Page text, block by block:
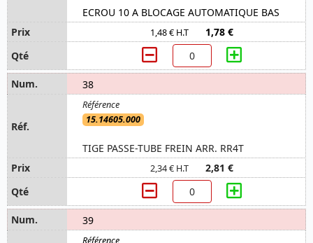
ECROU 10 A BLOCAGE AUTOMATIQUE BAS
1,48 € H.T 1,78 €
38
15.14605.000
TIGE PASSE-TUBE FREIN ARR. RR4T
2,34 € H.T 2,81 €
39